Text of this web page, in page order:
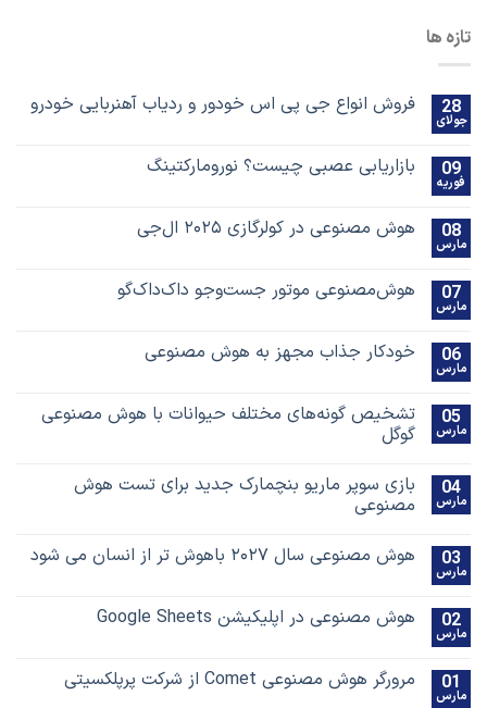
تازه ها
28
جولای
فروش انواع جی پی اس خودور و ردیاب آهنربایی خودرو
09
فوریه
بازاریابی عصبی چیست؟ نورومارکتینگ
08
مارس
هوش مصنوعی در کولرگازی ۲۰۲۵ ال‌جی
07
مارس
هوش‌مصنوعی موتور جست‌و‌جو داک‌داک‌گو
06
مارس
خودکار جذاب مجهز به هوش مصنوعی
05
مارس
تشخیص گونه‌های مختلف حیوانات با هوش مصنوعی
گوگل
04
مارس
بازی سوپر ماریو بنچمارک جدید برای تست هوش
مصنوعی
03
مارس
هوش مصنوعی سال ۲۰۲۷ باهوش تر از انسان می شود
02
مارس
هوش مصنوعی در اپلیکیشن Google Sheets
01
مارس
مرورگر هوش مصنوعی Comet از شرکت پرپلکسیتی